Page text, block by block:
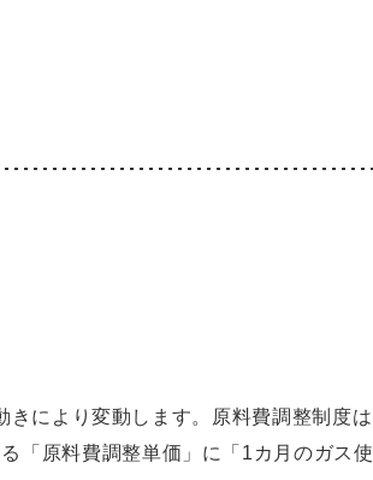
により変動します。原料費調整制度は
「原料費調整単価」に「1カ月のガス使